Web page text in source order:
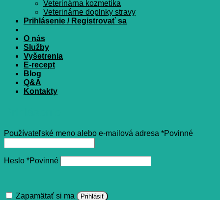
Veterinárna kozmetika
Veterinárne doplnky stravy
Prihlásenie / Registrovať sa
O nás
Služby
Vyšetrenia
E-recept
Blog
Q&A
Kontakty
Používateľské meno alebo e-mailová adresa *Povinné
Heslo *Povinné
Zapamätať si ma Prihlásiť